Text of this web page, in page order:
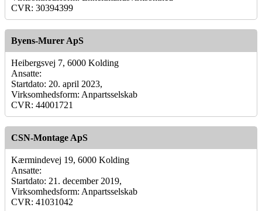
CVR: 30394399
Byens-Murer ApS
Heibergsvej 7, 6000 Kolding
Ansatte:
Startdato: 20. april 2023,
Virksomhedsform: Anpartsselskab
CVR: 44001721
CSN-Montage ApS
Kærmindevej 19, 6000 Kolding
Ansatte:
Startdato: 21. december 2019,
Virksomhedsform: Anpartsselskab
CVR: 41031042